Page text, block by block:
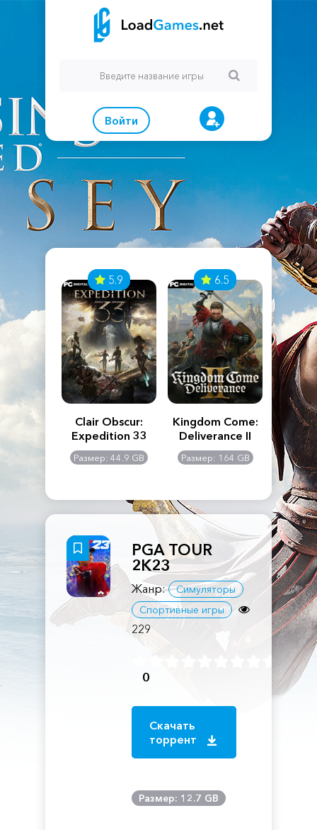
Войти
Creed
5.9
Clair Obscur:
Expedition 33
Размер: 44.9 GB
6.5
Kingdom Come:
Deliverance II
Размер: 164 GB
The
PGA TOUR
2K23
Жанр:
Симуляторы
Спортивные игры
229
0
Скачать
торрент
Размер: 12.7 GB